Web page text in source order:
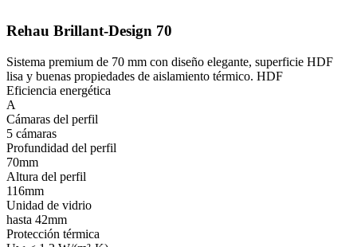
Rehau Brillant-Design 70
Sistema premium de 70 mm con diseño elegante, superficie HDF
lisa y buenas propiedades de aislamiento térmico. HDF
Eficiencia energética
A
Cámaras del perfil
5 cámaras
Profundidad del perfil
70mm
Altura del perfil
116mm
Unidad de vidrio
hasta 42mm
Protección térmica